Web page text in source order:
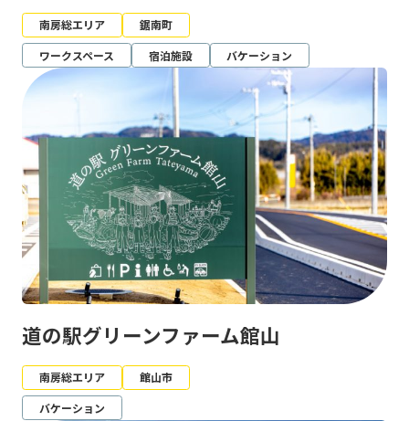
南房総エリア
鋸南町
ワークスペース
宿泊施設 バケーション
道の駅グリーンファーム館山
南房総エリア
館山市
バケーション